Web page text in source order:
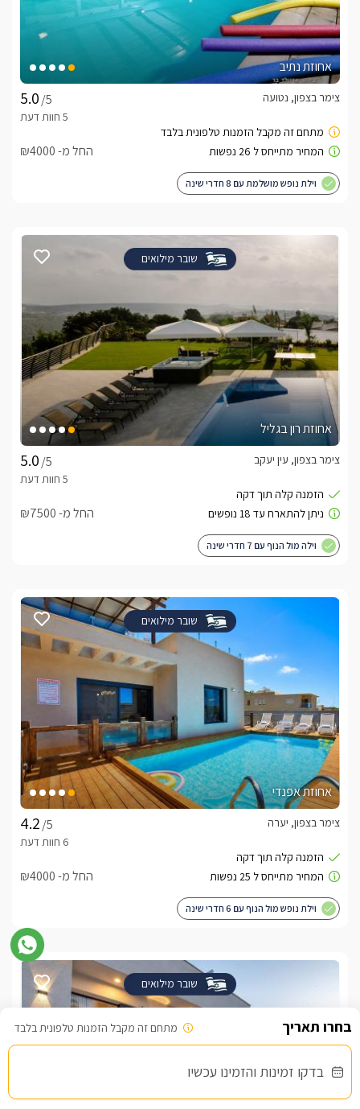
מתחם זה מקבל הזמנות טלפונית בלבד
בדקו זמינות והזמינו עכשיו
אחוזת נתיב
/5
צימר בצפון, נטועה
החל מ- ₪4000
וילת נופש מושלמת עם 8 חדרי שינה
שובר מילואים
אחוזת רון בגליל
/5
צימר בצפון, עין יעקב
החל מ- ₪7500
וילה מול הנוף עם 7 חדרי שינה
שובר מילואים
אחוזת אפנדי
/5
צימר בצפון, יערה
החל מ- ₪4000
וילת נופש מול הנוף עם 6 חדרי שינה
שובר מילואים